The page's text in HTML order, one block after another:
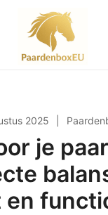
2025
je
en